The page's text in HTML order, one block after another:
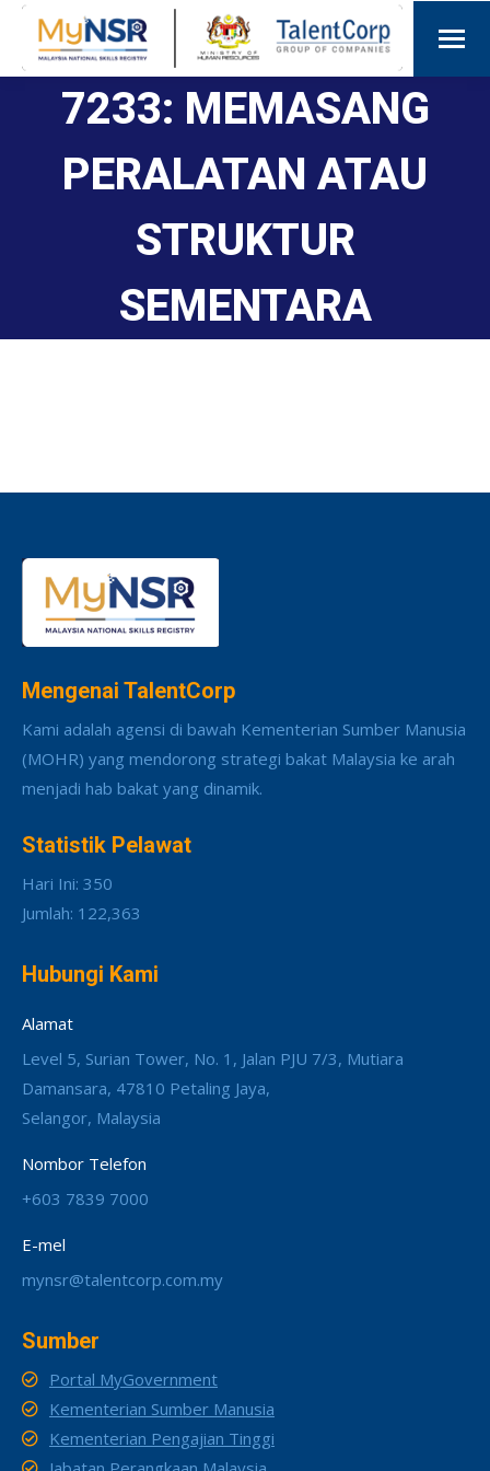
7233: MEMASANG
PERALATAN ATAU
STRUKTUR
SEMENTARA
Mengenai TalentCorp
Kami adalah agensi di bawah Kementerian Sumber Manusia
(MOHR) yang mendorong strategi bakat Malaysia ke arah
menjadi hab bakat yang dinamik.
Statistik Pelawat
Hari Ini: 350
Jumlah: 122,363
Hubungi Kami
Alamat
Level 5, Surian Tower, No. 1, Jalan PJU 7/3, Mutiara
Damansara, 47810 Petaling Jaya,
Selangor, Malaysia
Nombor Telefon
+603 7839 7000
E-mel
mynsr@talentcorp.com.my
Sumber
Portal MyGovernment
Kementerian Sumber Manusia
Kementerian Pengajian Tinggi